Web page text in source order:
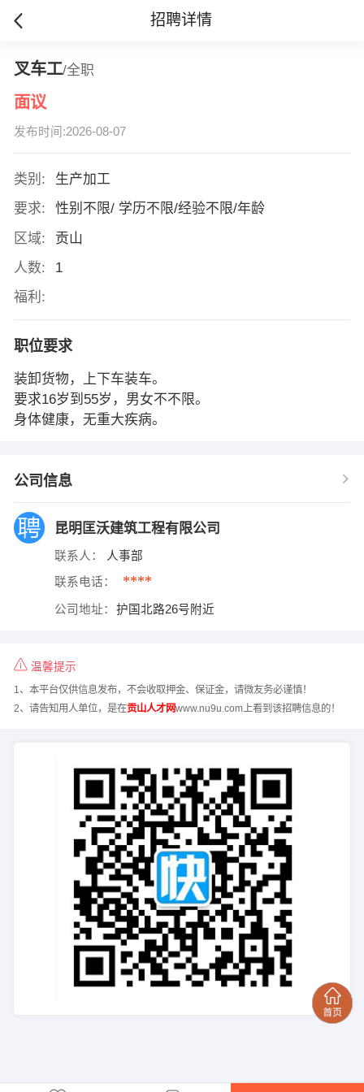
招聘详情
叉车工/全职
面议
发布时间:2026-08-07
类别:
生产加工
要求:
性别不限/ 学历不限/经验不限/年龄
区域:
贡山
人数:
1
福利:
职位要求
装卸货物，上下车装车。
要求16岁到55岁，男女不不限。
身体健康，无重大疾病。
公司信息
昆明匡沃建筑工程有限公司
联系人： 人事部
联系电话： ****
公司地址： 护国北路26号附近
温馨提示
1、本平台仅供信息发布，不会收取押金、保证金，请微友务必谨慎！
2、请告知用人单位，是在贡山人才网www.nu9u.com上看到该招聘信息的！